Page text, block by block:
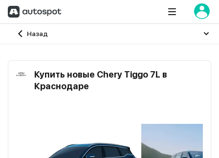
Назад
Главная
Купить новые Chery Tiggo 7L в
Краснодаре